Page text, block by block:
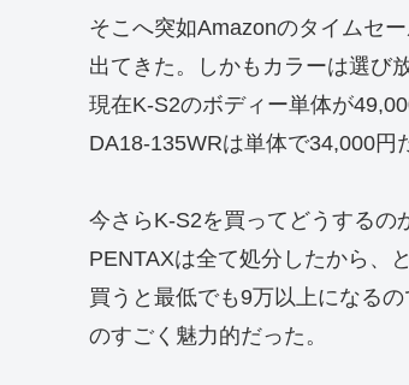
そこへ突如Amazonのタイムセ
出てきた。しかもカラーは選び
現在K-S2のボディー単体が
DA18-135WRは単体で34,000円
今さらK-S2を買ってどうするの
PENTAXは全て処分したから、
買うと最低でも9万以上になる
のすごく魅力的だった。